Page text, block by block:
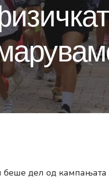
беше дел од кампањата